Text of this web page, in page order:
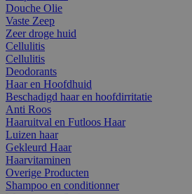
Douche Olie
Vaste Zeep
Zeer droge huid
Cellulitis
Cellulitis
Deodorants
Haar en Hoofdhuid
Beschadigd haar en hoofdirritatie
Anti Roos
Haaruitval en Futloos Haar
Luizen haar
Gekleurd Haar
Haarvitaminen
Overige Producten
Shampoo en conditionner